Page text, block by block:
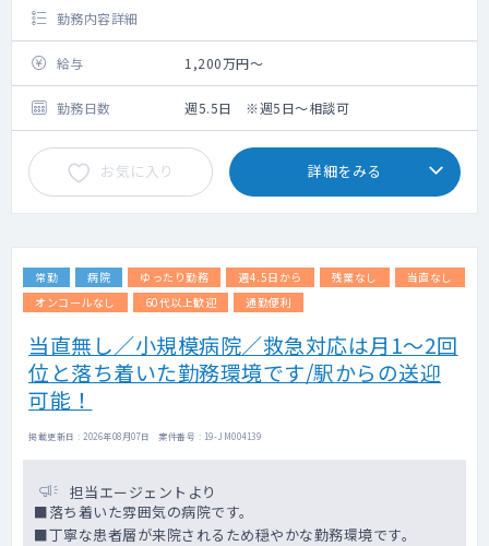
勤務内容詳細
給与 1,200万円～
勤務日数 週5.5日 ※週5日～相談可
お気に入り 詳細をみる
常勤 病院 ゆったり勤務 週4.5日から 残業なし
当直なし
オンコールなし
60代以上歓迎 通勤便利
当直無し／小規模病院／救急対応は月1～2回
位と落ち着いた勤務環境です/駅からの送迎
可能！
掲載更新日 : 2026年08月07日 案件番号 : 19-JM004139
担当エージェントより
■落ち着いた雰囲気の病院です。
■丁寧な患者層が来院されるため穏やかな勤務環境です。